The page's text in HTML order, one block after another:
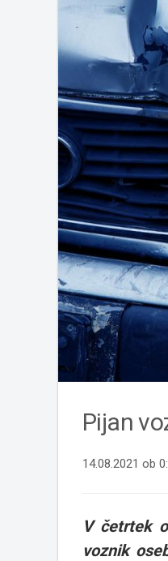
Pijan
14.08.2021 ob
V četrtek
voznik